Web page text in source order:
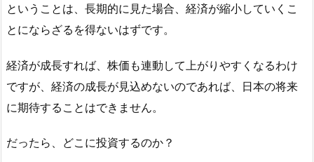
ということは、長期的に見た場合、経済が縮小していくこ
とにならざるを得ないはずです。
経済が成長すれば、株価も連動して上がりやすくなるわけ
ですが、経済の成長が見込めないのであれば、日本の将来
に期待することはできません。
だったら、どこに投資するのか？